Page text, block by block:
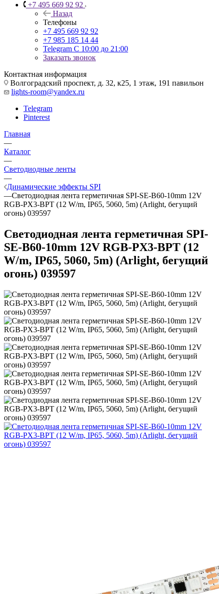
+7 495 669 92 92
Назад
Телефоны
+7 495 669 92 92
+7 985 185 14 44
Telegram С 10:00 до 21:00
Заказать звонок
Контактная информация
Волгоградский проспект, д. 32, к25, 1 этаж, 191 павильон
lights-room@yandex.ru
Telegram
Pinterest
Главная
—
Каталог
—
Светодиодные ленты
—
Динамические эффекты SPI
—Светодиодная лента герметичная SPI-SE-B60-10mm 12V
RGB-PX3-BPT (12 W/m, IP65, 5060, 5m) (Arlight, бегущий
огонь) 039597
Светодиодная лента герметичная SPI-
SE-B60-10mm 12V RGB-PX3-BPT (12
W/m, IP65, 5060, 5m) (Arlight, бегущий
огонь) 039597